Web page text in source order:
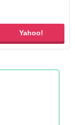
Yahoo!